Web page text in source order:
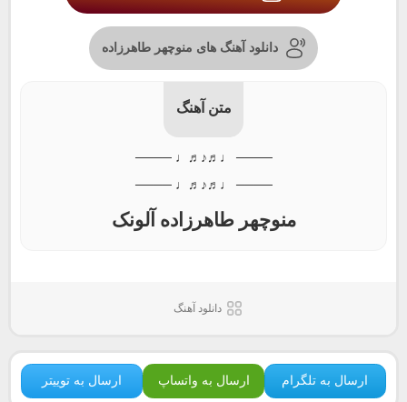
دانلود آهنگ های منوچهر طاهرزاده
متن آهنگ
──── ♩♬♪♬♩ ────
──── ♩♬♪♬♩ ────
منوچهر طاهرزاده آلونک
دانلود آهنگ
ارسال به تلگرام ارسال به واتساپ ارسال به توییتر